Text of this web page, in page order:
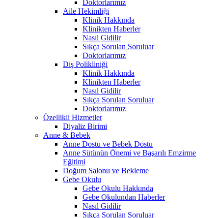
Doktorlarımız
Aile Hekimliği
Klinik Hakkında
Klinikten Haberler
Nasıl Gidilir
Sıkça Sorulan Soruluar
Doktorlarımız
Diş Polikliniği
Klinik Hakkında
Klinikten Haberler
Nasıl Gidilir
Sıkça Sorulan Soruluar
Doktorlarımız
Özellikli Hizmetler
Diyaliz Birimi
Anne & Bebek
Anne Dostu ve Bebek Dostu
Anne Sütünün Önemi ve Başarılı Emzirme
Eğitimi
Doğum Salonu ve Bekleme
Gebe Okulu
Gebe Okulu Hakkında
Gebe Okulundan Haberler
Nasıl Gidilir
Sıkça Sorulan Soruluar